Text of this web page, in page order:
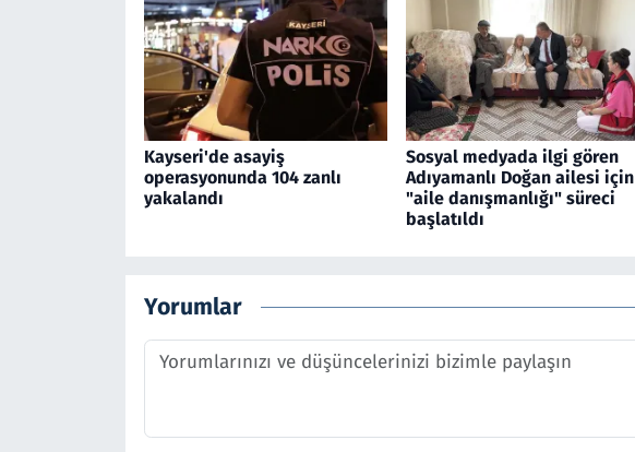
Kayseri'de asayiş
operasyonunda 104 zanlı
yakalandı
Sosyal medyada ilgi gören
Adıyamanlı Doğan ailesi için
"aile danışmanlığı" süreci
başlatıldı
Yorumlar